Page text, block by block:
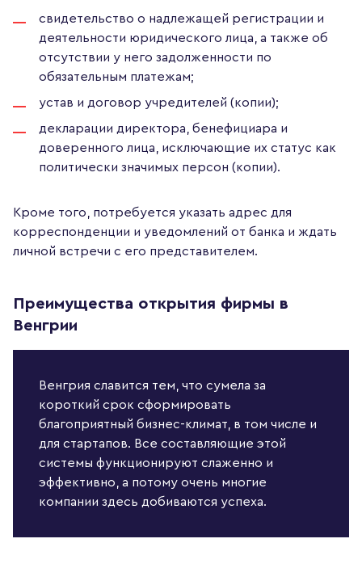
свидетельство о надлежащей регистрации и
деятельности юридического лица, а также об
отсутствии у него задолженности по
обязательным платежам;
устав и договор учредителей (копии);
декларации директора, бенефициара и
доверенного лица, исключающие их статус как
политически значимых персон (копии).
Кроме того, потребуется указать адрес для
корреспонденции и уведомлений от банка и ждать
личной встречи с его представителем.
Преимущества открытия фирмы в
Венгрии
Венгрия славится тем, что сумела за
короткий срок сформировать
благоприятный бизнес-климат, в том числе и
для стартапов. Все составляющие этой
системы функционируют слаженно и
эффективно, а потому очень многие
компании здесь добиваются успеха.